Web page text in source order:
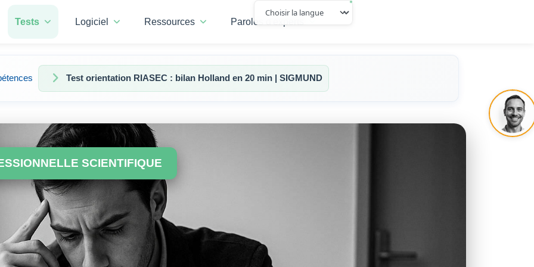
Tests Logiciel Ressources Paroles d'experts
Test orientation RIASEC : bilan Holland en 20 min | SIGMUND
SCIENTIFIQUE